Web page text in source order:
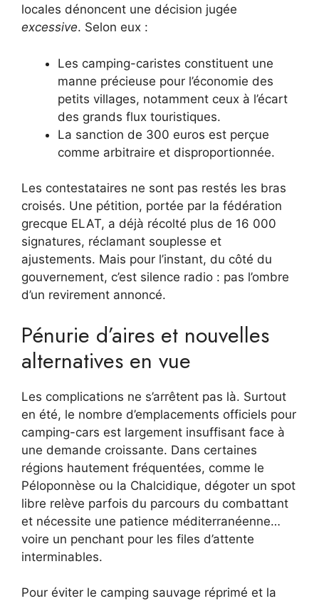
locales dénoncent une décision jugée
excessive. Selon eux :
Les camping-caristes constituent une
manne précieuse pour l’économie des
petits villages, notamment ceux à l’écart
des grands flux touristiques.
La sanction de 300 euros est perçue
comme arbitraire et disproportionnée.
Les contestataires ne sont pas restés les bras
croisés. Une pétition, portée par la fédération
grecque ELAT, a déjà récolté plus de 16 000
signatures, réclamant souplesse et
ajustements. Mais pour l’instant, du côté du
gouvernement, c’est silence radio : pas l’ombre
d’un revirement annoncé.
Pénurie d’aires et nouvelles
alternatives en vue
Les complications ne s’arrêtent pas là. Surtout
en été, le nombre d’emplacements officiels pour
camping-cars est largement insuffisant face à
une demande croissante. Dans certaines
régions hautement fréquentées, comme le
Péloponnèse ou la Chalcidique, dégoter un spot
libre relève parfois du parcours du combattant
et nécessite une patience méditerranéenne…
voire un penchant pour les files d’attente
interminables.
Pour éviter le camping sauvage réprimé et la